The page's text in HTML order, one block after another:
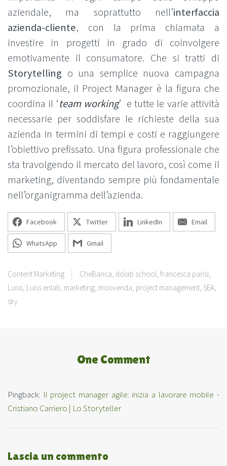
aziendale, ma soprattutto nell’interfaccia
azienda-cliente, con la prima chiamata a
investire in progetti in grado di coinvolgere
emotivamente il consumatore. Che si tratti di
Storytelling o una semplice nuova campagna
promozionale, il Project Manager è la figura che
coordina il ‘team working’ e tutte le varie attività
necessarie per soddisfare le richieste della sua
azienda in termini di tempi e costi e raggiungere
l’obiettivo prefissato. Una figura professionale che
sta travolgendo il mercato del lavoro, così come il
marketing, diventando sempre più fondamentale
nell’organigramma dell’azienda.
Facebook Twitter LinkedIn Email
WhatsApp Gmail
Content Marketing CheBanca, dolab school, francesca parisi,
Luiss, Luiss enlab, marketing, moovenda, project management, SEA,
sky
One Comment
Pingback: Il project manager agile: inizia a lavorare mobile -
Cristiano Carriero | Lo Storyteller
Lascia un commento